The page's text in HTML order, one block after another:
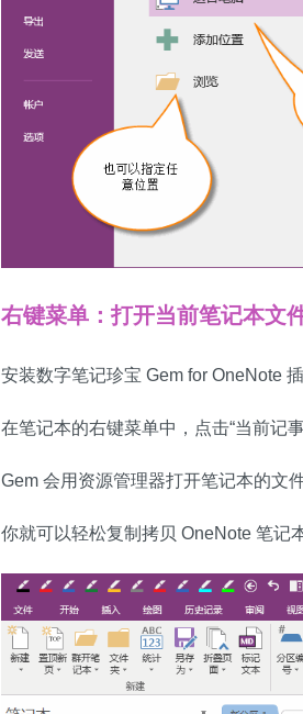
右键菜单：打开当前笔记本文
安装数字笔记珍宝 Gem for OneNote 插
在笔记本的右键菜单中，点击“当前记
Gem 会用资源管理器打开笔记本的文件
你就可以轻松复制拷贝 OneNote 笔记